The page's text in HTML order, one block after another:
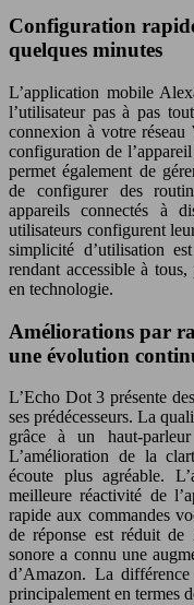
Configuration
quelques minutes
L’application mobile
l’utilisateur pas à pas
connexion à votre
configuration de
permet également de
de configurer des
appareils connectés à
utilisateurs configurent
simplicité d’utilisation
rendant accessible à
en technologie.
Améliorations par
une évolution
L’Echo Dot 3 présente
ses prédécesseurs. La
grâce à un haut-
L’amélioration de la
écoute plus agréable.
meilleure réactivité de
rapide aux commandes
de réponse est réduit
sonore a connu une
d’Amazon. La
principalement en termes